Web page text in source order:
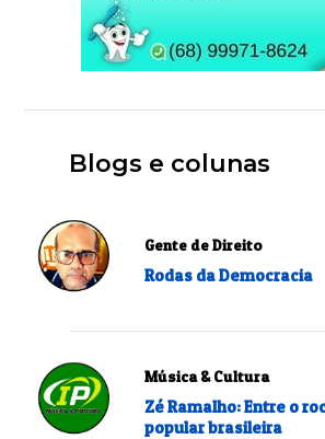
Blogs e colunas
Gente de Direito
Rodas da Democracia
Música & Cultura
Zé Ramalho: Entre o
popular brasileira